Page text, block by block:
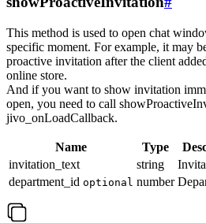
This method is used to open chat
specific moment. For example, it may
proactive invitation after the client
online store.
And if you want to show invitation
open, you need to call
jivo_onLoadCallback.
Name Type
invitation_text
string
department_id optional number